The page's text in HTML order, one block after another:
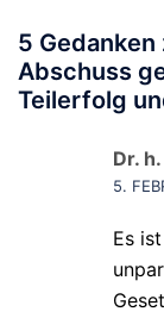
5 Gedanken
Abschuss
Teilerfolg
Dr.
5.
Es